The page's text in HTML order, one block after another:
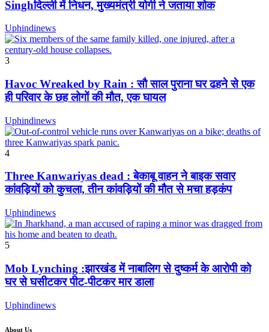
Singhदिल्ली में निधन, मुख्यमंत्री योगी ने जताया शोक
Uphindinews
3
Havoc Wreaked by Rain : सौ साल पुराना घर ढहने से एक
ही परिवार के छह लोगों की मौत, एक घायल
Uphindinews
4
Three Kanwariyas dead : बेकाबू वाहन ने बाइक सवार
कांवड़ियों को कुचला, तीन कांवड़ियों की मौत से मचा हड़कंप
Uphindinews
5
Mob Lynching :झारखंड में नाबालिग से दुष्कर्म के आरोपी को
घर से घसीटकर पीट-पीटकर मार डाला
Uphindinews
About Us